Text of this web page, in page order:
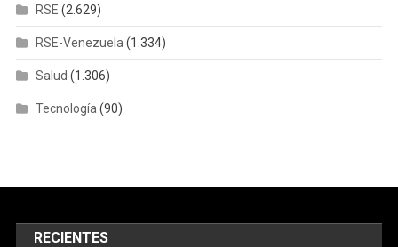
RSE (2.629)
RSE-Venezuela (1.334)
Salud (1.306)
Tecnología (90)
RECIENTES